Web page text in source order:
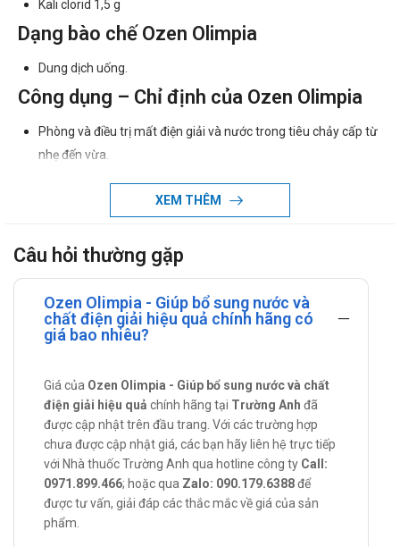
Kali clorid 1,5 g
Dạng bào chế Ozen Olimpia
Dung dịch uống.
Công dụng – Chỉ định của Ozen Olimpia
Phòng và điều trị mất điện giải và nước trong tiêu chảy cấp từ
nhẹ đến vừa.
Chống chỉ định của Ozen Olimpia
Mẫn cảm với các thành phần của sản phẩm.
Vô niệu hoặc giảm niệu.
Tiêu chảy nặng (khi tiêu chảy vượt quá 30 ml/kg thể trọng
mỗi giờ)
Tắc ruột, liệt ruột, thủng ruột.
Liều dùng – Cách dùng Ozen Olimpia
Liều dùng:
Bù nước:
Mất nước nhẹ: Bắt đầu cho uống 50 ml/kg, trong 4 - 6
XEM THÊM
Câu hỏi thường gặp
Ozen Olimpia - Giúp bổ sung nước và
chất điện giải hiệu quả chính hãng có
giá bao nhiêu?
Giá của Ozen Olimpia - Giúp bổ sung nước và chất
điện giải hiệu quả chính hãng tại Trường Anh đã
được cập nhật trên đầu trang. Với các trường hợp
chưa được cập nhật giá, các bạn hãy liên hệ trực tiếp
với Nhà thuốc Trường Anh qua hotline công ty Call:
0971.899.466; hoặc qua Zalo: 090.179.6388để
được tư vấn, giải đáp các thắc mắc về giá của sản
phẩm.